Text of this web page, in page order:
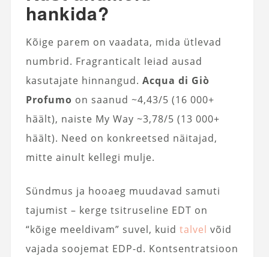
hankida?
Kõige parem on vaadata, mida ütlevad
numbrid. Fragranticalt leiad ausad
kasutajate hinnangud. Acqua di Giò
Profumo on saanud ~4,43/5 (16 000+
häält), naiste My Way ~3,78/5 (13 000+
häält). Need on konkreetsed näitajad,
mitte ainult kellegi mulje.
Sündmus ja hooaeg muudavad samuti
tajumist – kerge tsitruseline EDT on
“kõige meeldivam” suvel, kuid talvel võid
vajada soojemat EDP-d. Kontsentratsioon